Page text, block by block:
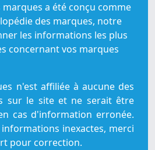
a été conçu comme
des marques, notre
les informations les plus
concernant vos marques
n'est affiliée à aucune des
sur le site et ne serait être
cas d'information erronée.
informations inexactes, merci
pour correction.